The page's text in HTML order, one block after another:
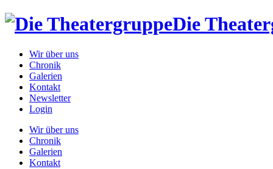
Die
Wir über uns
Chronik
Galerien
Kontakt
Newsletter
Login
Wir über uns
Chronik
Galerien
Kontakt